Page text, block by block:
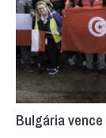
Bulgária